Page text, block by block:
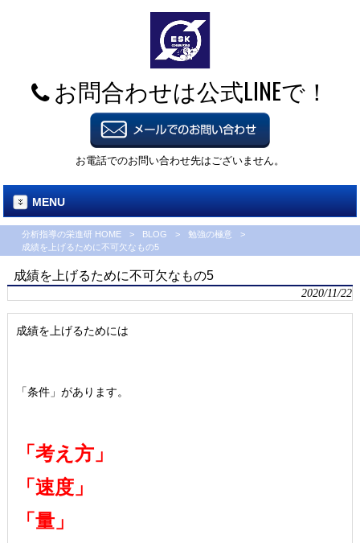
お問合わせは公式LINEで！
お電話でのお問い合わせ先はございません。
MENU
分析指導の栄進研 HOME > BLOG > 勉強の極意
>
成績を上げるために不可欠なもの5
成績を上げるために不可欠なもの5
2020/11/22
成績を上げるためには
「条件」があります。
「考え方」
「速度」
「量」